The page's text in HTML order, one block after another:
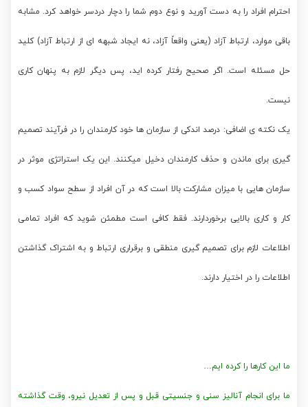
احترام افراد را به دست آورید و نوع دوم شما را دچار دردسر خواهد کرد. مشابه
باقی موارد، ارتباط آزاد (یعنی واقعاً آزاد، نه ایجاد شبهه ای از ارتباط آزاد) کلید
حل مسئله است. اگر صحیح رفتار کرده اید، پس دیگر لازم به پنهان کاری
نیست.
یک نکته ی اضافی: درصد اندکی از سازمان ها خود کارمندان را در فرآیند تصمیم
گیری برای ماندن و حذف کارمندان دخیل میکنند. این یک استراتژی موثر در
سازمان هایی با میزان مشارکت بالا است که در آن افراد از سطح سواد کسب و
کار و کاری بالایی برخوردارند. فقط کافی است مطمئن شوید که افراد تمامی
اطلاعات لازم برای تصمیم گیری منطقی و برقراری ارتباط و به اشتراک گذاشتن
اطلاعات را در اختیار دارند.
ما این کارها را کرده ایم…
ما برای انجام آنالیز سنی و جنسیتی قبل و پس از تعدیل نیرو، وقت گذاشته